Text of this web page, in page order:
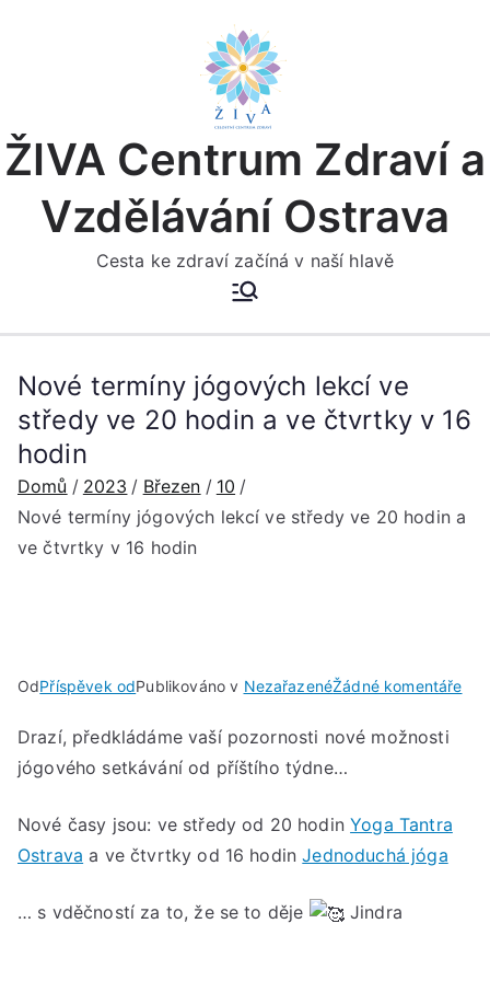
ŽIVA Centrum Zdraví a
Vzdělávání Ostrava
Cesta ke zdraví začíná v naší hlavě
Nové termíny jógových lekcí ve
středy ve 20 hodin a ve čtvrtky v 16
hodin
Domů 2023 Březen
10
Nové termíny jógových lekcí ve středy ve 20 hodin a
ve čtvrtky v 16 hodin
OdPříspěvek odPublikováno v NezařazenéŽádné komentářeu
Drazí, předkládáme vaší pozornosti nové možnosti
jógového setkávání od příštího týdne…
Nové časy jsou: ve středy od 20 hodinYoga Tantra
Ostrava a ve čtvrtky od 16 hodinJednoduchá jóga
… s vděčností za to, že se to děje Jindra